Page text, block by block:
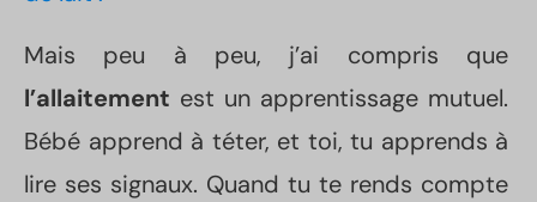
Mais peu à peu, j’ai compris que
l’allaitement est un apprentissage mutuel.
Bébé apprend à téter, et toi, tu apprends à
lire ses signaux. Quand tu te rends compte